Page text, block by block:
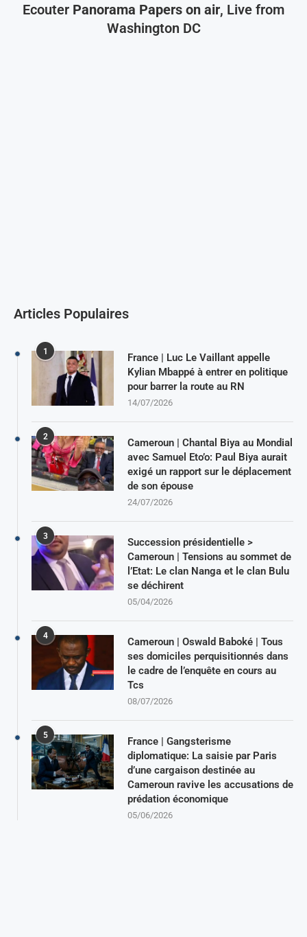
Ecouter Panorama Papers on air, Live from
Washington DC
Articles Populaires
1
France | Luc Le Vaillant appelle
Kylian Mbappé à entrer en politique
pour barrer la route au RN
14/07/2026
2
Cameroun | Chantal Biya au Mondial
avec Samuel Eto’o: Paul Biya aurait
exigé un rapport sur le déplacement
de son épouse
24/07/2026
3
Succession présidentielle >
Cameroun | Tensions au sommet de
l’Etat: Le clan Nanga et le clan Bulu
se déchirent
05/04/2026
4
Cameroun | Oswald Baboké | Tous
ses domiciles perquisitionnés dans
le cadre de l’enquête en cours au
Tcs
08/07/2026
5
France | Gangsterisme
diplomatique: La saisie par Paris
d’une cargaison destinée au
Cameroun ravive les accusations de
prédation économique
05/06/2026